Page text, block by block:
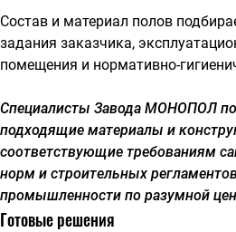
Состав и материал полов
задания заказчика,
помещения и нормативно-
Специалисты Завода МОНОПОЛ
подходящие материалы и
соответствующие требованиям
норм и строительных
промышленности по разумной
Готовые решения